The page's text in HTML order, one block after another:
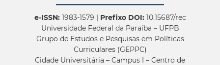
e-ISSN:1983-1579 | Prefixo DOI:10.15687/rec
Universidade Federal da Paraíba – UFPB
Grupo de Estudos e Pesquisas em Políticas
Curriculares (GEPPC)
Cidade Universitária – Campus I – Centro de